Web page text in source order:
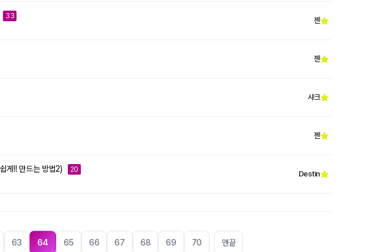
33 젠
젠
샤크
젠
게!! 만드는 방법2) 20 Destin
63 64 65 66 67 68 69 70 맨끝